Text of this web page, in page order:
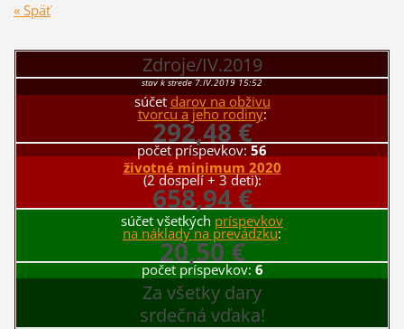
« Späť
Zdroje/IV.2019
stav k strede 7.IV.2019 15:52
súčet darov na obživu
tvorcu a jeho rodiny:
292,48 €
počet príspevkov: 56
životné minimum 2020
(2 dospelí + 3 deti):
658,94 €
súčet všetkých príspevkov
na náklady na prevádzku:
20,50 €
počet príspevkov: 6
Za všetky dary
srdečná vďaka!